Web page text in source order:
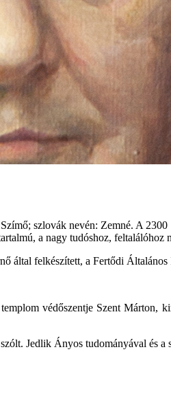
szlovák nevén: Zemné. A
a nagy tudóshoz,
által felkészített, a Fertődi
védőszentje Szent Márton,
Jedlik Ányos tudományával és a